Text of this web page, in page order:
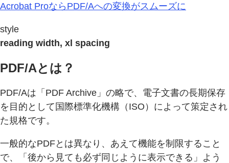
Acrobat ProならPDF/Aへの変換がスムーズに
style
reading width, xl spacing
PDF/Aとは？
PDF/Aは「PDF Archive」の略で、電子文書の長期保存
を目的として国際標準化機構（ISO）によって策定され
た規格です。
一般的なPDFとは異なり、あえて機能を制限すること
で、「後から見ても必ず同じように表示できる」よう